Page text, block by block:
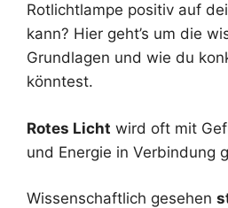
Rotlichtlampe positiv auf
kann? Hier geht’s um die
Grundlagen und wie du
könntest.
Rotes Licht wird oft mit
und Energie in Verbindung
Wissenschaftlich gesehen